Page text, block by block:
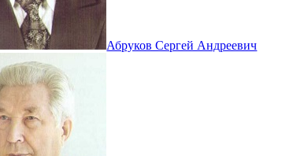
Абруков Сергей Андреевич